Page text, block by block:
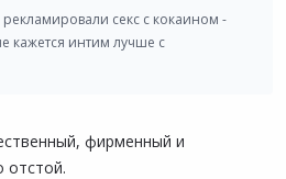
секс с кокаином -
кажется интим лучше с
фирменный и
отстой.